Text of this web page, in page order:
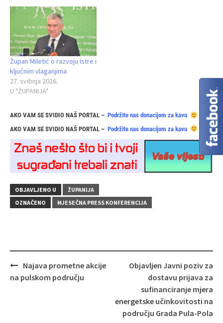
Župan Miletić o razvoju Istre i
ključnim ulaganjima
27. svibnja 2026.
U "ŽUPANIJA"
AKO VAM SE SVIDIO NAŠ PORTAL – Podržite nas donacijom za kavu
AKO VAM SE SVIDIO NAŠ PORTAL – Podržite nas donacijom za kavu
OBJAVLJENO U
ŽUPANIJA
OZNAČENO
MJESEČNA PRESS KONFERENCIJA
Navigacija
objava
Najava prometne akcije
na pulskom području
Objavljen Javni poziv za
dostavu prijava za
sufinanciranje mjera
energetske učinkovitosti na
području Grada Pula-Pola